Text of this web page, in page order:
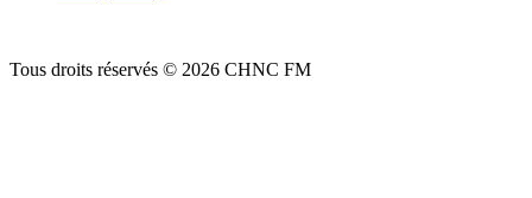
Tous droits réservés © 2026 CHNC FM